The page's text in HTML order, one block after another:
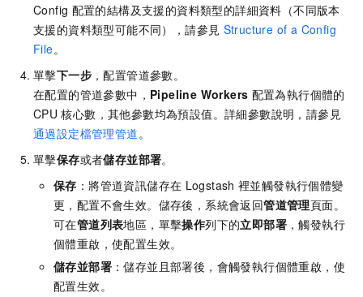
Config 配置的結構及支援的資料類型的詳細資料（不同版本
支援的資料類型可能不同），請參見 Structure of a Config
File。
單擊下一步 ，配置管道參數。
在配置的管道參數中， Pipeline Workers 配置為執行個體的
CPU 核心數，其他參數均為預設值。詳細參數說明，請參見
通過設定檔管理管道 。
單擊保存或者儲存並部署。
保存 ：將管道資訊儲存在 Logstash 裡並觸發執行個體變
更，配置不會生效。儲存後，系統會返回管道管理頁面。
可在管道列表地區，單擊操作列下的立即部署 ，觸發執行
個體重啟，使配置生效。
儲存並部署 ：儲存並且部署後，會觸發執行個體重啟，使
配置生效。